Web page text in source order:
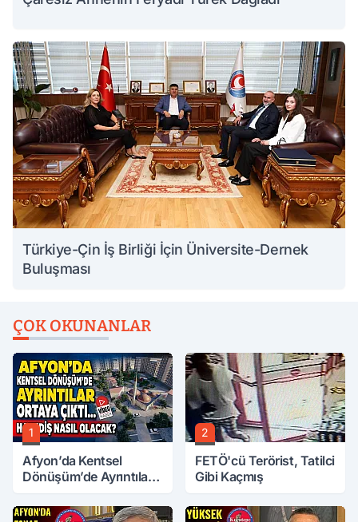
Türkiye-Çin İş Birliği İçin Üniversite-Dernek
Buluşması
ÇOK OKUNANLAR
1
Afyon’da Kentsel
Dönüşüm’de Ayrıntılar
Nasıl Olacak?
2
FETÖ'cü Terörist, Tatilci
Gibi Kaçmış